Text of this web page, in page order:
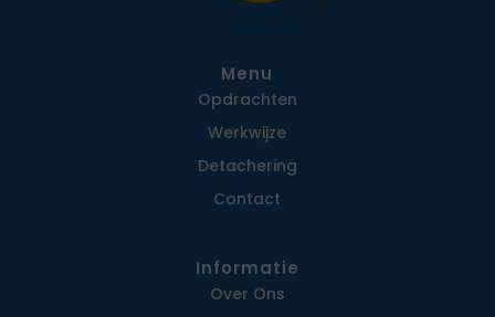
Menu
Opdrachten
Werkwijze
Detachering
Contact
Informatie
Over Ons